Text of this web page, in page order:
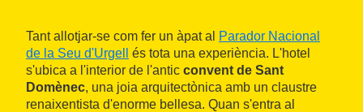
Tant allotjar-se com fer un àpat al
Parador Nacional
de la Seu d'Urgell
és tota una experiència. L'hotel
s'ubica a l'interior de l'antic convent de Sant
Domènec, una joia arquitectònica amb un claustre
renaixentista d'enorme bellesa. Quan s'entra al